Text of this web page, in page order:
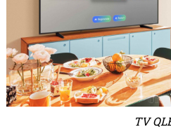
TV